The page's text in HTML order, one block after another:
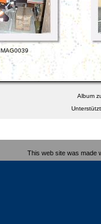
This web site was made